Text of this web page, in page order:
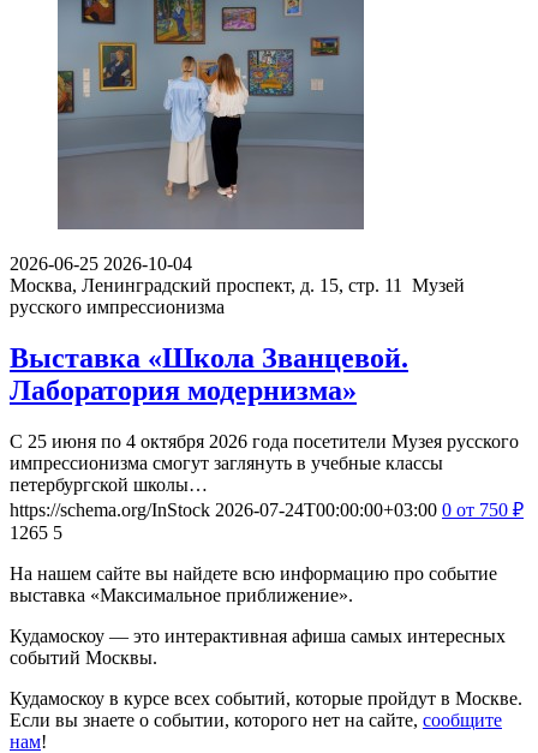
2026-06-25 2026-10-04
Москва, Ленинградский проспект, д. 15, стр. 11
Музей
русского импрессионизма
Выставка «Школа Званцевой.
Лаборатория модернизма»
С 25 июня по 4 октября 2026 года посетители Музея русского
импрессионизма смогут заглянуть в учебные классы
петербургской школы…
https://schema.org/InStock 2026-07-24T00:00:00+03:00 0 от 750 ₽
1265 5
На нашем сайте вы найдете всю информацию про событие
выставка «Максимальное приближение».
Кудамоскоу — это интерактивная афиша самых интересных
событий Москвы.
Кудамоскоу в курсе всех событий, которые пройдут в Москве.
Если вы знаете о событии, которого нет на сайте, сообщите
нам!